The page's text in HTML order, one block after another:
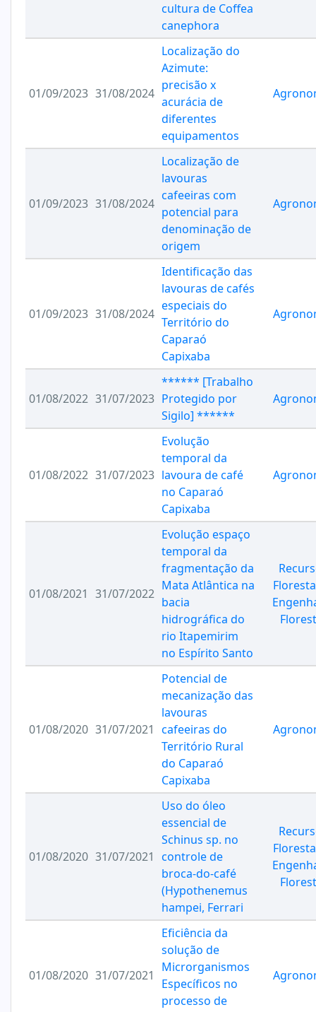
cultura de Coffea
canephora
01/09/2023 31/08/2024
Localização do
Azimute:
precisão x
acurácia de
diferentes
equipamentos
01/09/2023 31/08/2024
Localização de
lavouras
cafeeiras com
potencial para
denominação de
origem
01/09/2023 31/08/2024
Identificação das
lavouras de cafés
especiais do
Território do
Caparaó
Capixaba
01/08/2022 31/07/2023
****** [Trabalho
Protegido por
Sigilo] ******
01/08/2022 31/07/2023
Evolução
temporal da
lavoura de café
no Caparaó
Capixaba
01/08/2021 31/07/2022
Evolução espaço
temporal da
fragmentação da
Mata Atlântica na
bacia
hidrográfica do
rio Itapemirim
no Espírito Santo
01/08/2020 31/07/2021
Potencial de
mecanização das
lavouras
cafeeiras do
Território Rural
do Caparaó
Capixaba
01/08/2020 31/07/2021
Uso do óleo
essencial de
Schinus sp. no
controle de
broca-do-café
(Hypothenemus
hampei, Ferrari
01/08/2020 31/07/2021
Eficiência da
solução de
Microrganismos
Específicos no
processo de